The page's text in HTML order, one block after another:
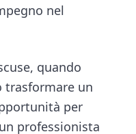
nel
quando
un
per
professionista